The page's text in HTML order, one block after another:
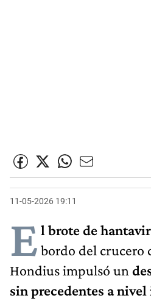
11-05-2026 19:11
E l brote de
bordo del crucero
Hondius impulsó un
sin precedentes a